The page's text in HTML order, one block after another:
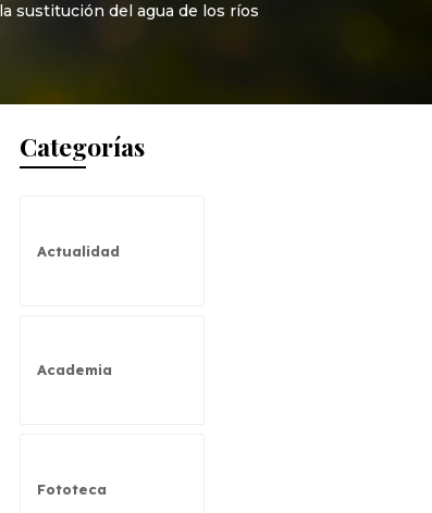
sustitución del agua de los ríos
Categorías
Actualidad
Academia
Fototeca